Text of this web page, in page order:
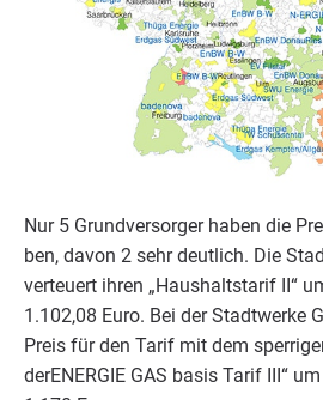
Nur 5 Grund­ver­sor­ger haben die
ben, davon 2 sehr deut­lich. Die
ver­teu­ert ihren „Haus­halts­ta­rif “
1 .102,08 Euro. Bei der Stadt­wer­ke
Preis für den Tarif mit dem
der­EN­ER­GIE GAS basis Tarif “ um